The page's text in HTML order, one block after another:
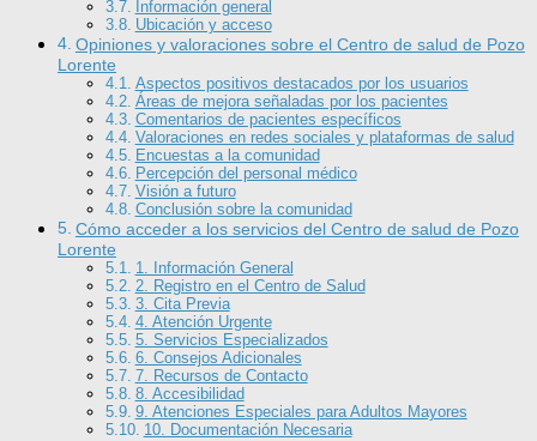
Información general
Ubicación y acceso
Opiniones y valoraciones sobre el Centro de salud de Pozo
Lorente
Aspectos positivos destacados por los usuarios
Áreas de mejora señaladas por los pacientes
Comentarios de pacientes específicos
Valoraciones en redes sociales y plataformas de salud
Encuestas a la comunidad
Percepción del personal médico
Visión a futuro
Conclusión sobre la comunidad
Cómo acceder a los servicios del Centro de salud de Pozo
Lorente
1. Información General
2. Registro en el Centro de Salud
3. Cita Previa
4. Atención Urgente
5. Servicios Especializados
6. Consejos Adicionales
7. Recursos de Contacto
8. Accesibilidad
9. Atenciones Especiales para Adultos Mayores
10. Documentación Necesaria